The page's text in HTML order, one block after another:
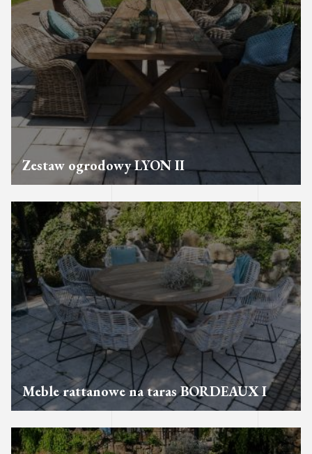
Zestaw ogrodowy LYON II
Meble rattanowe na taras BORDEAUX I